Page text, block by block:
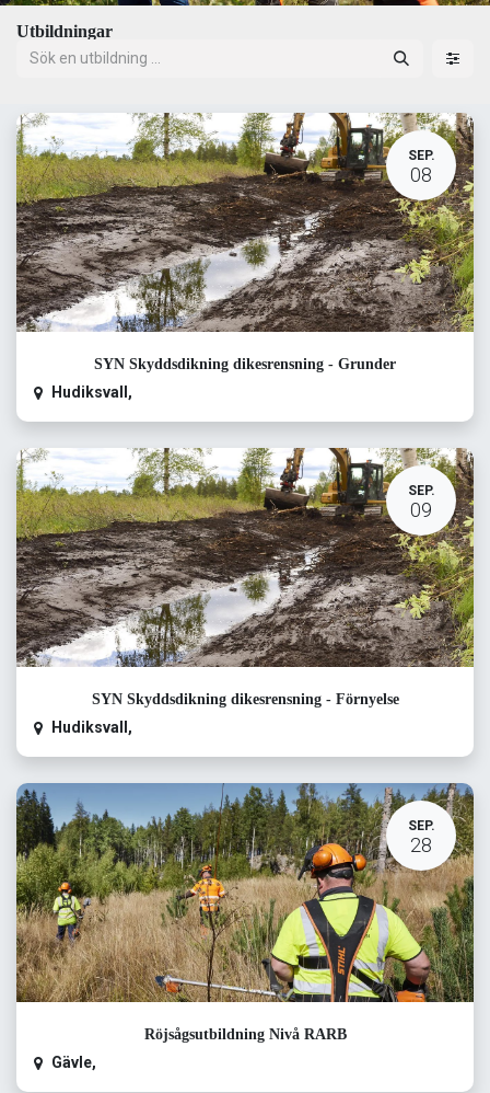
Utbildningar
SEP.
08
SYN Skyddsdikning dikesrensning - Grunder
Hudiksvall ,
SEP.
09
SYN Skyddsdikning dikesrensning - Förnyelse
Hudiksvall ,
SEP.
28
Röjsågsutbildning Nivå RARB
Gävle,